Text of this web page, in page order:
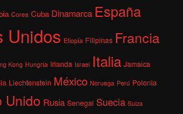
Corea Cuba Dinamarca España
Unidos Etiopía Filipinas Francia
Kong Hungría Irlanda Israel Italia Jamaica
Liechtenstein México Noruega Perú Polonia
Unido Rusia Senegal Suecia Suiza